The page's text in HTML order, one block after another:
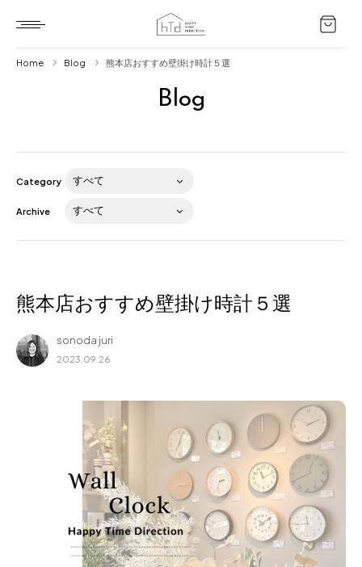
Blog
About us
Blog
Home Blog 熊本店おすすめ壁掛け時計５選
Category
Archive
熊本店おすすめ壁掛け時計５選
sonoda juri
2023.09.26